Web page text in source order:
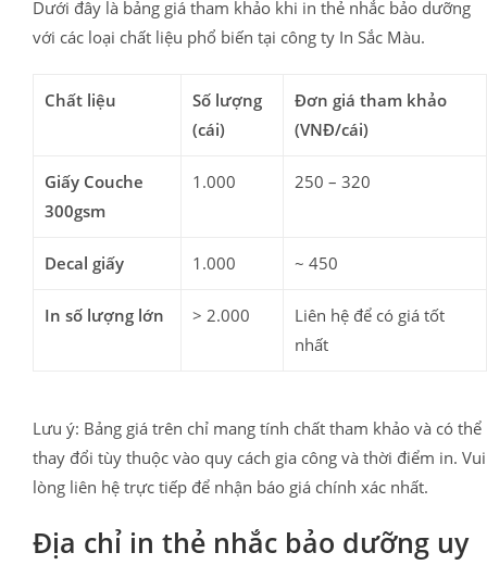
Dưới đây là bảng giá tham khảo khi in thẻ nhắc bảo dưỡng
với các loại chất liệu phổ biến tại công ty In Sắc Màu.
Chất liệu
Số lượng
(cái)
Đơn giá tham khảo
(VNĐ/cái)
Giấy Couche
300gsm
1.000 250 – 320
Decal giấy 1.000 ~ 450
In số lượng lớn > 2.000
Liên hệ để có giá tốt
nhất
Lưu ý: Bảng giá trên chỉ mang tính chất tham khảo và có thể
thay đổi tùy thuộc vào quy cách gia công và thời điểm in. Vui
lòng liên hệ trực tiếp để nhận báo giá chính xác nhất.
Địa chỉ in thẻ nhắc bảo dưỡng uy